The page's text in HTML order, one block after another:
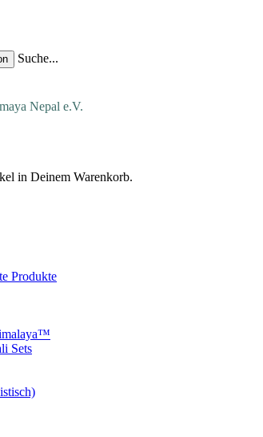
Suche...
Nepal e.V.
in Deinem Warenkorb.
Produkte
Sets